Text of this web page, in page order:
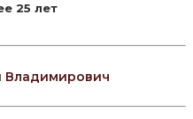
25 лет
Владимирович